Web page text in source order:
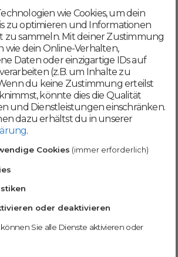
Registrierung bestätigst du,
dieAGBund
akzeptierst
Weiter
jetzt Teil der
Erfahrung und profitiere
wie Cookies, um dein
zu optimieren und Informationen
zu sammeln. Mit deiner Zustimmung
wie dein Online-Verhalten,
Daten oder einzigartige IDs auf
(z.B. um Inhalte zu
du keine Zustimmung erteilst
könnte dies die Qualität
und Dienstleistungen einschränken.
dazu erhältst du in unserer
.
Cookies (immer erforderlich)
oder deaktivieren
Sie alle Dienste aktivieren oder